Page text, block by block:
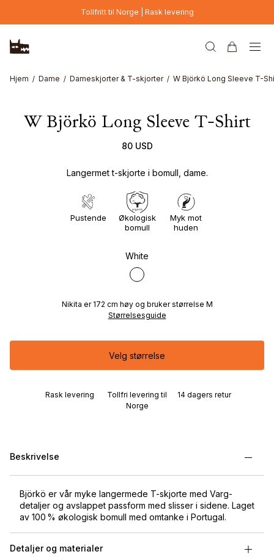
Hopp til hovedinnholdTollfritt til Norge | Rask levering
Hjem Dame Dameskjorter & T-skjorter W Björkö Long Sleeve T-
W Björkö Long Sleeve T-Shirt
80 USD
Langermet t-skjorte i bomull, dame.
Pustende
Økologisk
bomull
Myk mot
huden
White
Nikita er 172 cm høy og bruker størrelse M
Størrelsesguide
Velg størrelse
Rask levering
Tollfri levering til
Norge
14 dagers retur
Beskrivelse
Björkö er vår myke langermede T-skjorte med Varg-
detaljer og avslappet passform med slisser i sidene. Laget
av 100 % økologisk bomull med omtanke i Portugal.
Detaljer og materialer